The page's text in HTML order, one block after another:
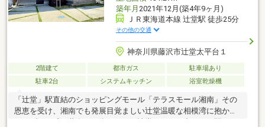
築年月 2021年12月(築4年9ヶ月)
ＪＲ東海道本線 辻堂駅 徒歩25分
その他の交通
神奈川県藤沢市辻堂太平台１
2階建て 都市ガス
駐車場あり
駐車2台
システムキッチン 浴室乾燥機
「辻堂」駅直結のショッピングモール「テラスモール湘南」その
恩恵を受け、湘南でも発展目覚ましい辻堂温暖な相模湾に抱かれ
るリゾート感の共存した街。そんな辻堂エリアの中でも、駅から